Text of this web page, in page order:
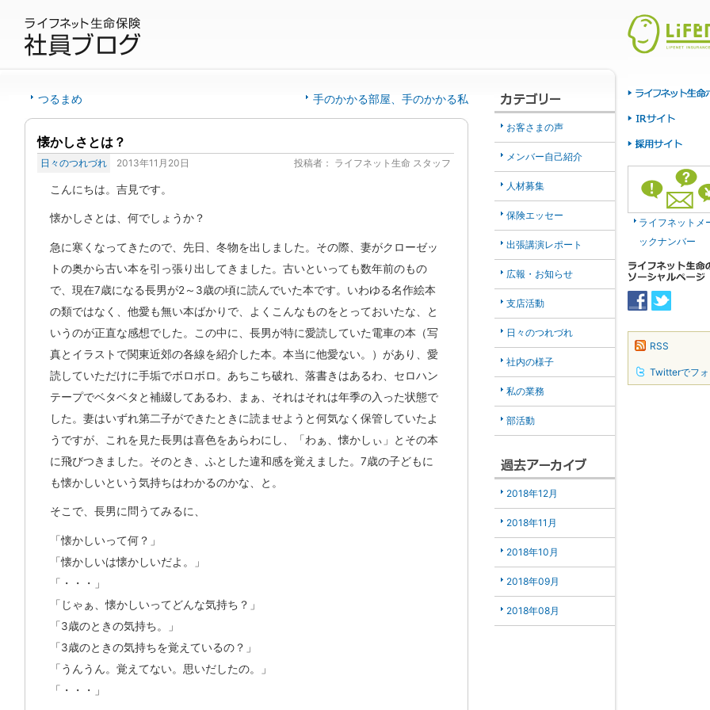
つるまめ 手のかかる部屋、手のかかる私
懐かしさとは？
日々のつれづれ 2013年11月20日 投稿者： ライフネット生命 スタッフ
こんにちは。吉見です。
懐かしさとは、何でしょうか？
急に寒くなってきたので、先日、冬物を出しました。その際、妻がクローゼッ
トの奥から古い本を引っ張り出してきました。古いといっても数年前のもの
で、現在7歳になる長男が2～3歳の頃に読んでいた本です。いわゆる名作絵本
の類ではなく、他愛も無い本ばかりで、よくこんなものをとっておいたな、と
いうのが正直な感想でした。この中に、長男が特に愛読していた電車の本（写
真とイラストで関東近郊の各線を紹介した本。本当に他愛ない。）があり、愛
読していただけに手垢でボロボロ。あちこち破れ、落書きはあるわ、セロハン
テープでベタベタと補綴してあるわ、まぁ、それはそれは年季の入った状態で
した。妻はいずれ第二子ができたときに読ませようと何気なく保管していたよ
うですが、これを見た長男は喜色をあらわにし、「わぁ、懐かしぃ」とその本
に飛びつきました。そのとき、ふとした違和感を覚えました。7歳の子どもに
も懐かしいという気持ちはわかるのかな、と。
そこで、長男に問うてみるに、
「懐かしいって何？」
「懐かしいは懐かしいだよ。」
「・・・」
「じゃぁ、懐かしいってどんな気持ち？」
「3歳のときの気持ち。」
「3歳のときの気持ちを覚えているの？」
「うんうん。覚えてない。思いだしたの。」
「・・・」
お客さまの声
メンバー自己紹介
人材募集
保険エッセー
出張講演レポート
広報・お知らせ
支店活動
日々のつれづれ
社内の様子
私の業務
部活動
2018年12月
2018年11月
2018年10月
2018年09月
2018年08月
ライフネットメ
ックナンバー
RSS
Twitterでフ